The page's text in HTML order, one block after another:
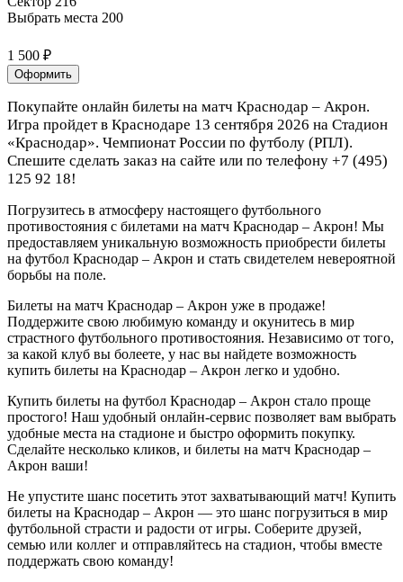
Выбрать места 200
1 500 ₽
Оформить
Покупайте онлайн билеты на матч Краснодар – Акрон.
Игра пройдет в Краснодаре 13 сентября 2026 на Стадион
«Краснодар». Чемпионат России по футболу (РПЛ).
Спешите сделать заказ на сайте или по телефону +7 (495)
125 92 18!
Погрузитесь в атмосферу настоящего футбольного
противостояния с билетами на матч Краснодар – Акрон! Мы
предоставляем уникальную возможность приобрести билеты
на футбол Краснодар – Акрон и стать свидетелем невероятной
борьбы на поле.
Билеты на матч Краснодар – Акрон уже в продаже!
Поддержите свою любимую команду и окунитесь в мир
страстного футбольного противостояния. Независимо от того,
за какой клуб вы болеете, у нас вы найдете возможность
купить билеты на Краснодар – Акрон легко и удобно.
Купить билеты на футбол Краснодар – Акрон стало проще
простого! Наш удобный онлайн-сервис позволяет вам выбрать
удобные места на стадионе и быстро оформить покупку.
Сделайте несколько кликов, и билеты на матч Краснодар –
Акрон ваши!
Не упустите шанс посетить этот захватывающий матч! Купить
билеты на Краснодар – Акрон — это шанс погрузиться в мир
футбольной страсти и радости от игры. Соберите друзей,
семью или коллег и отправляйтесь на стадион, чтобы вместе
поддержать свою команду!